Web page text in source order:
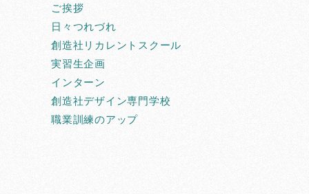
ご挨拶
日々つれづれ
創造社リカレントスクール
実習生企画
インターン
創造社デザイン専門学校
職業訓練のアップ